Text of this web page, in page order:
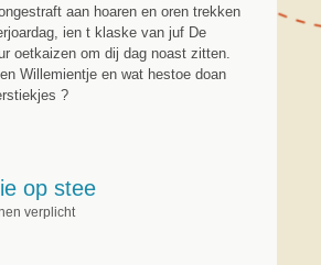
aan hoaren en oren trekken
ien t klaske van juf De
oetkaizen om dij dag noast zitten.
Willemientje en wat hestoe doan
?
op stee
verplicht